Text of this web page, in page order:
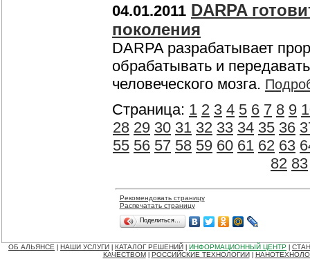
04.01.2011 DARPA
поколения
DARPA разрабатывает
обрабатывать и
человеческого мозга.
Страница: 1 2 3 4 5 6 7 8 9
28 29 30 31 32 33 34 35 36
55 56 57 58 59 60 61 62 63
82 83
Рекомендовать страницу
Распечатать страницу
Поделиться…
ОБ АЛЬЯНСЕ НАШИ УСЛУГИ КАТАЛОГ РЕШЕНИЙ ИНФОРМАЦИОННЫЙ ЦЕНТР
КАЧЕСТВОМ
РОССИЙСКИЕ ТЕХНОЛОГИИ